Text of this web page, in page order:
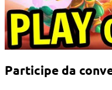
Participe da